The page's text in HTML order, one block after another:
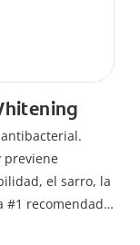
previene
el sarro, la
#1 recomendada